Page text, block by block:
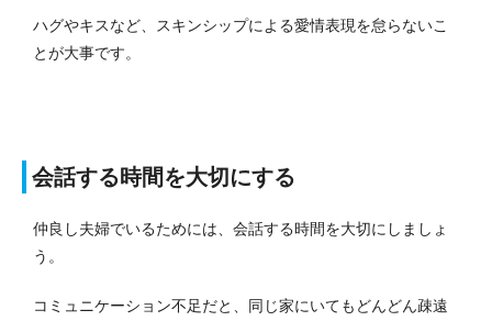
ハグやキスなど、スキンシップによる愛情表現を怠らないこ
とが大事です。
会話する時間を大切にする
仲良し夫婦でいるためには、会話する時間を大切にしましょ
う。
コミュニケーション不足だと、同じ家にいてもどんどん疎遠